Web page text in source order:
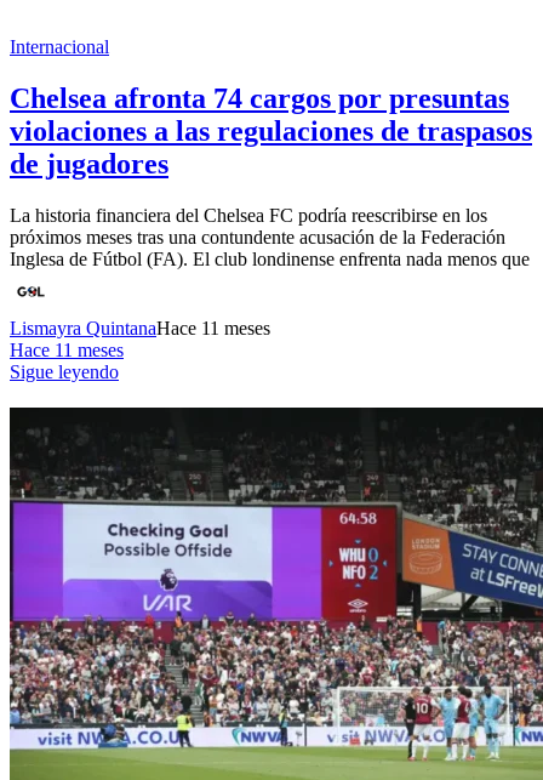
Internacional
Chelsea afronta 74 cargos por presuntas
violaciones a las regulaciones de traspasos
de jugadores
La historia financiera del Chelsea FC podría reescribirse en los
próximos meses tras una contundente acusación de la Federación
Inglesa de Fútbol (FA). El club londinense enfrenta nada menos que
Lismayra QuintanaHace 11 meses
Hace 11 meses
Sigue leyendo